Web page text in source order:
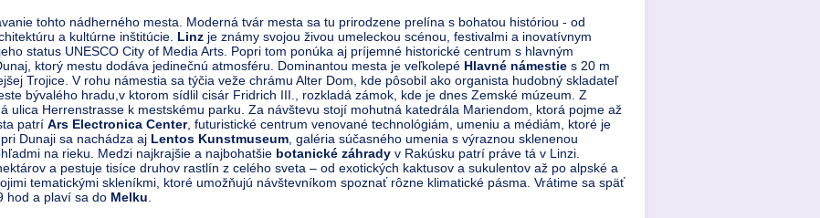
tohto nádherného mesta. Moderná tvár mesta sa tu prirodzene prelína s bohatou históriou - od
a kultúrne inštitúcie. Linz je známy svojou živou umeleckou scénou, festivalmi a inovatívnym
status UNESCO City of Media Arts. Popri tom ponúka aj príjemné historické centrum s hlavným
ktorý mestu dodáva jedinečnú atmosféru. Dominantou mesta je veľkolepé Hlavné námestie s 20 m
Trojice. V rohu námestia sa týčia veže chrámu Alter Dom, kde pôsobil ako organista hudobný skladateľ
bývalého hradu,v ktorom sídlil cisár Fridrich III., rozkladá zámok, kde je dnes Zemské múzeum. Z
ulica Herrenstrasse k mestskému parku. Za návštevu stojí mohutná katedrála Mariendom, ktorá pojme až
patrí Ars Electronica Center, futuristické centrum venované technológiám, umeniu a médiám, ktoré je
Dunaji sa nachádza aj Lentos Kunstmuseum , galéria súčasného umenia s výraznou sklenenou
na rieku. Medzi najkrajšie a najbohatšie botanické záhrady v Rakúsku patrí práve tá v Linzi.
a pestuje tisíce druhov rastlín z celého sveta – od exotických kaktusov a sukulentov až po alpské a
tematickými skleníkmi, ktoré umožňujú návštevníkom spoznať rôzne klimatické pásma. Vrátime sa späť
hod a plaví sa do Melku